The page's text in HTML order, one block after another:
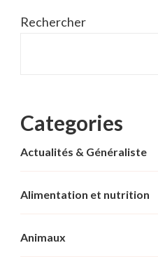
Rechercher
Categories
Actualités & Généraliste
Alimentation et nutrition
Animaux